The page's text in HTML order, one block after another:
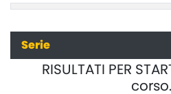
Serie
RISULTATI PER